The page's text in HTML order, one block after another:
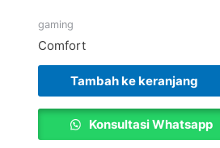
gaming
Comfort
Tambah ke keranjang
Konsultasi Whatsapp